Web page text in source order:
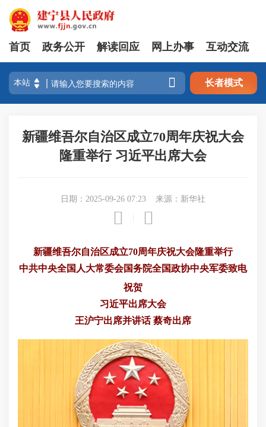
首页 政务公开 解读回应 网上办事 互动交流
 长者模式
新疆维吾尔自治区成立70周年庆祝大会
隆重举行 习近平出席大会
日期：2025-09-26 07:23 来源：新华社
 
新疆维吾尔自治区成立70周年庆祝大会隆重举行
中共中央全国人大常委会国务院全国政协中央军委致电
祝贺
习近平出席大会
王沪宁出席并讲话 蔡奇出席